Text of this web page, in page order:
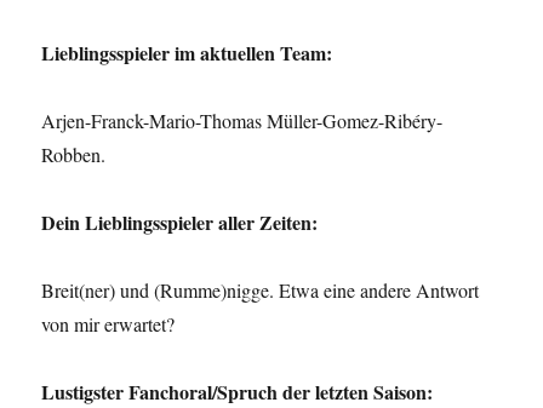
Lieblingsspieler im aktuellen Team:
Arjen-Franck-Mario-Thomas Müller-Gomez-Ribéry-
Robben.
Dein Lieblingsspieler aller Zeiten:
Breit(ner) und (Rumme)nigge. Etwa eine andere Antwort
von mir erwartet?
Lustigster Fanchoral/Spruch der letzten Saison: